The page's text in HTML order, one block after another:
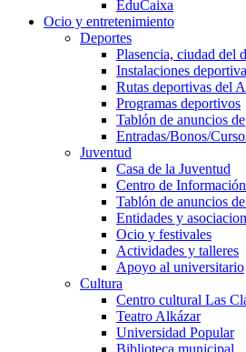
EduCaixa
Ocio y entretenimiento
Deportes
Plasencia, ciudad del
Instalaciones
Rutas deportivas del
Programas deportivos
Tablón de anuncios
Entradas/Bonos/
Juventud
Casa de la Juventud
Centro de
Tablón de anuncios
Entidades y
Ocio y festivales
Actividades y talleres
Apoyo al universitario
Cultura
Centro cultural Las
Teatro Alkázar
Universidad Popular
Biblioteca municipal